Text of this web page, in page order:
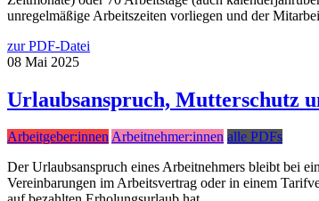
unregelmäßige Arbeitszeiten vorliegen und der
zur PDF-Datei
08 Mai 2025
Urlaubsanspruch, Mutterschutz
Arbeitgeber:innenArbeitnehmer:innen alle PDFs
Der Urlaubsanspruch eines Arbeitnehmers bleibt bei
Vereinbarungen im Arbeitsvertrag oder in einem